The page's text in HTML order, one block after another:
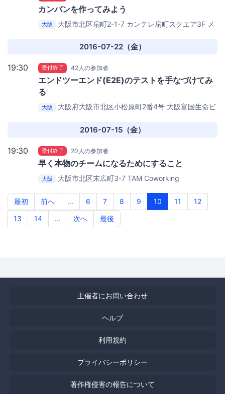
カンバンを作ってみよう
大阪 大阪市北区扇町2-1-7 カンテレ扇町スクエア3F メ
2016-07-22（金）
19:30 受付終了 42人の参加者
エンドツーエンド(E2E)のテストを手なづけてみ
る
大阪
大阪府大阪市北区小松原町2番4号 大阪富国生命ビ
2016-07-15（金）
19:30 受付終了 20人の参加者
早く本物のチームになるためにすること
大阪 大阪市北区末広町3-7 TAM Coworking
最初 前へ ... 6 7 8 9 10 11
12
13
14 ... 次へ 最後
主催者にお問い合わせ
ヘルプ
利用規約
プライバシーポリシー
著作権侵害の報告について